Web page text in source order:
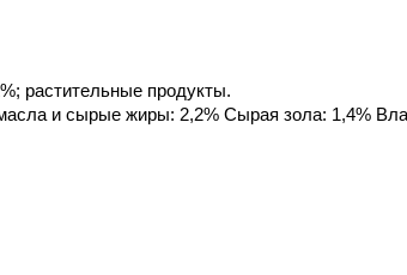
растительные продукты.
и сырые жиры: 2,2% Сырая зола: 1,4%